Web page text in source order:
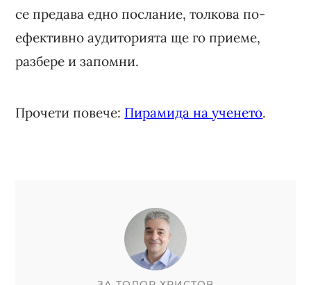
се предава едно послание, толкова по-
ефективно аудиторията ще го приеме,
разбере и запомни.
Прочети повече: Пирамида на ученето.